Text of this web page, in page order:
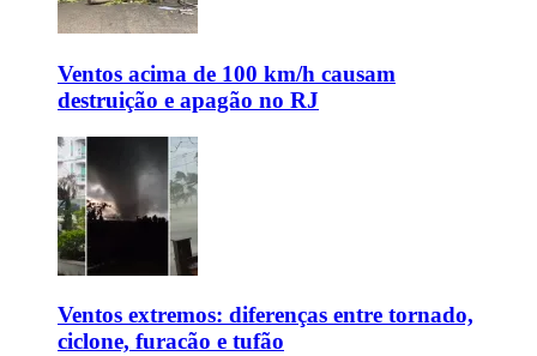
Ventos acima de 100 km/h causam
destruição e apagão no RJ
Ventos extremos: diferenças entre tornado,
ciclone, furacão e tufão